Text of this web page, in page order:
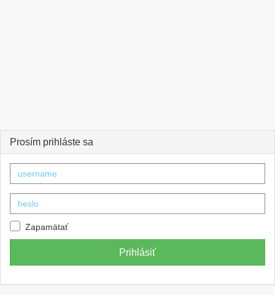
Prosím prihláste sa
Zapamätať